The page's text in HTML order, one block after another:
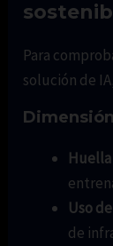
Para
solución de
Uso
de